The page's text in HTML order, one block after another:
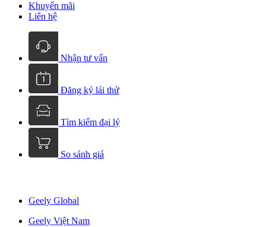
Khuyến mãi
Liên hệ
Nhận tư vấn
Đăng ký lái thử
Tìm kiếm đại lý
So sánh giá
Geely Global
Geely Việt Nam